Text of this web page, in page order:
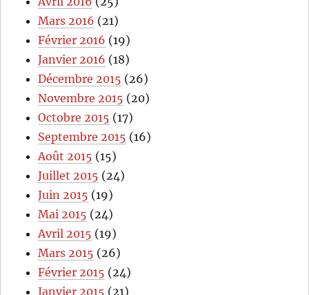
Mars 2016 (21)
Février 2016 (19)
Janvier 2016 (18)
Décembre 2015 (26)
Novembre 2015 (20)
Octobre 2015 (17)
Septembre 2015 (16)
Août 2015 (15)
Juillet 2015 (24)
Juin 2015 (19)
Mai 2015 (24)
Avril 2015 (19)
Mars 2015 (26)
Février 2015 (24)
Janvier 2015 (21)